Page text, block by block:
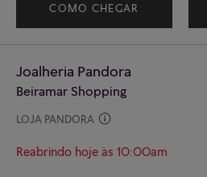
(48) 98831-9762
COMO CHEGAR
Joalheria Pandora
Beiramar Shopping
LOJA PANDORA
Reabrindo hoje às 10:00am